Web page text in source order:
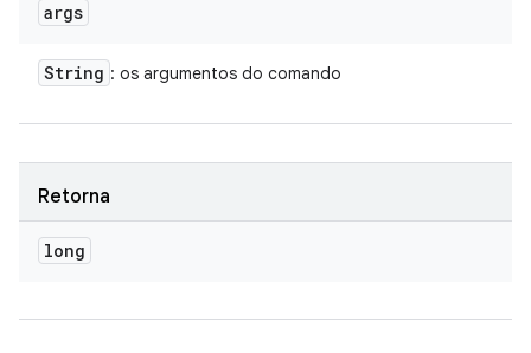
args
String : os argumentos do comando
Retorna
long